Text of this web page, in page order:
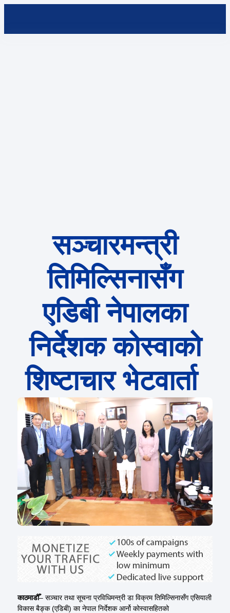
सञ्चारमन्त्री
तिमिल्सिनासँग
एडिबी नेपालका
निर्देशक कोस्वाको
शिष्टाचार भेटवार्ता
काठमाडौँ– सञ्चार तथा सूचना प्रविधिमन्त्री डा विक्रम तिमिल्सिनासँग एसियाली
विकास बैङ्क (एडिबी) का नेपाल निर्देशक आर्नो कोस्वासहितको